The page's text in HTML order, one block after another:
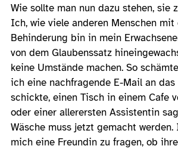
Wie sollte man nun dazu stehen, sie
Ich, wie viele anderen Menschen mit
Behinderung bin in mein
von dem Glaubenssatz
keine Umstände machen. So
ich eine nachfragende E-Mail an
schickte, einen Tisch in einem Cafe
oder einer allerersten Assistentin
Wäsche muss jetzt gemacht
mich eine Freundin zu fragen, ob ihre